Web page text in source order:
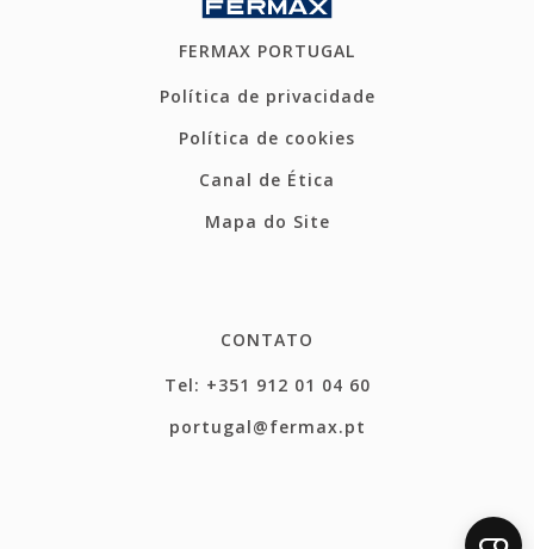
FERMAX PORTUGAL
Política de privacidade
Política de cookies
Canal de Ética
Mapa do Site
CONTATO
Tel: +351 912 01 04 60
portugal@fermax.pt